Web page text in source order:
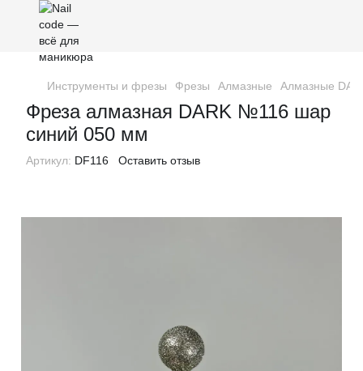
Инструменты и фрезы Фрезы Алмазные Алмазные
Фреза алмазная DARK №116 шар
синий 050 мм
Артикул: DF116 Оставить отзыв